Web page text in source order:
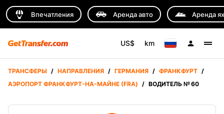
Впечатления Аренда авто Аренда
US$ km
ТРАНСФЕРЫ / НАПРАВЛЕНИЯ / ГЕРМАНИЯ / ФРАНКФУРТ /
АЭРОПОРТ ФРАНКФУРТ-НА-МАЙНЕ (FRA) / ВОДИТЕЛЬ № 60